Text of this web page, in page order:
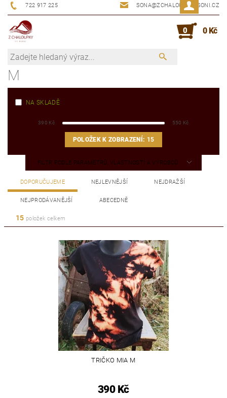
722 917 225 SONA@ZCHALOUPKYUSONI.CZ
0 0 Kč
M
NA SKLADĚ
390 Kč 550 Kč
POLOŽEK K ZOBRAZENÍ: 15
FILTR PODLE PARAMETRŮ, VLASTNOSTÍ A VÝROBCŮ
DOPORUČUJEME NEJLEVNĚJŠÍ NEJDRAŽŠÍ
NEJPRODÁVANĚJŠÍ ABECEDNĚ
15 položek celkem
TRIČKO MIA M
390 Kč